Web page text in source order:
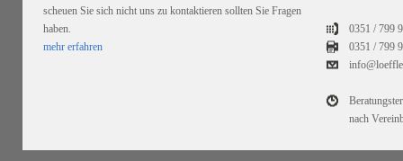
scheuen Sie sich nicht uns zu kontaktieren sollten Sie Fragen
haben.
mehr erfahren
0351 / 799
0351 /799
nach